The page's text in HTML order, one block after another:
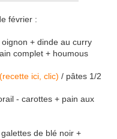
février :
+ dinde au curry
complet + houmous
ici, clic) / pâtes 1/2
- carottes + pain aux
de blé noir +